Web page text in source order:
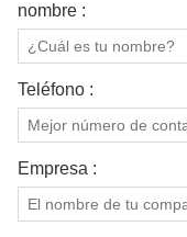
nombre :
Teléfono :
Empresa :